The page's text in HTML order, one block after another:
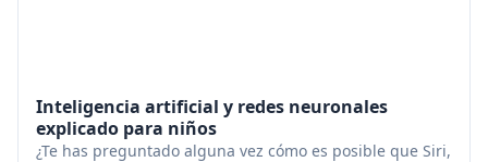
Inteligencia artificial y redes neuronales
explicado para niños
¿Te has preguntado alguna vez cómo es posible que Siri,